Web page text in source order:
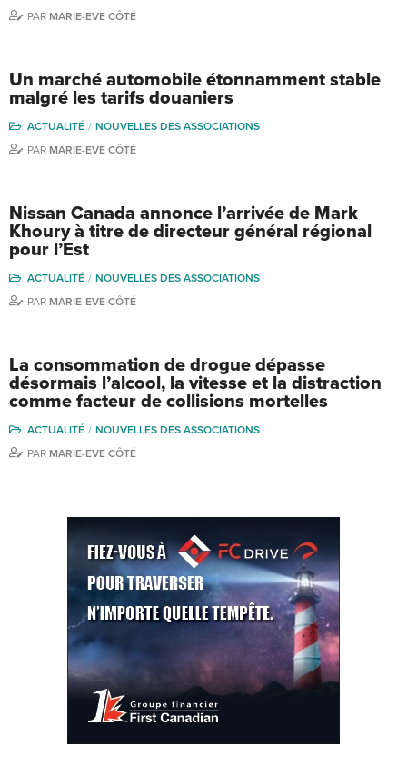
PAR MARIE-EVE CÔTÉ
Un marché automobile étonnamment stable
malgré les tarifs douaniers
ACTUALITÉ
NOUVELLES DES ASSOCIATIONS
PAR MARIE-EVE CÔTÉ
Nissan Canada annonce l’arrivée de Mark
Khoury à titre de directeur général régional
pour l’Est
ACTUALITÉ
NOUVELLES DES ASSOCIATIONS
PAR MARIE-EVE CÔTÉ
La consommation de drogue dépasse
désormais l’alcool, la vitesse et la distraction
comme facteur de collisions mortelles
ACTUALITÉ
NOUVELLES DES ASSOCIATIONS
PAR MARIE-EVE CÔTÉ